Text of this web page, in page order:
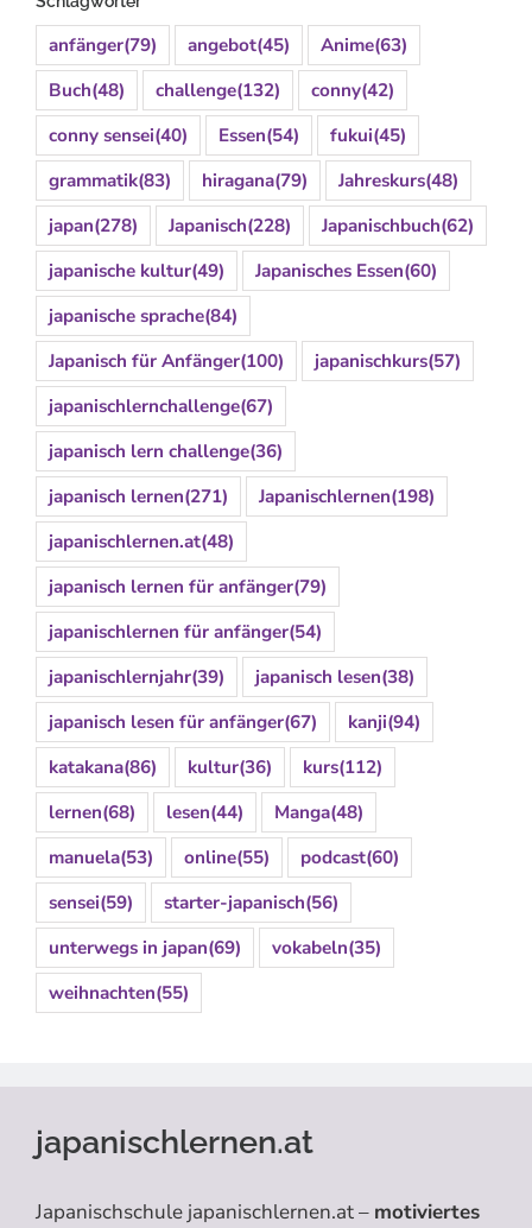
anfänger(79) angebot(45) Anime(63)
Buch(48) challenge(132) conny(42)
conny sensei(40) Essen(54) fukui(45)
grammatik(83) hiragana(79) Jahreskurs(48)
japan(278) Japanisch(228) Japanischbuch(62)
japanische kultur(49) Japanisches Essen(60)
japanische sprache(84)
Japanisch für Anfänger(100) japanischkurs(57)
japanischlernchallenge(67)
japanisch lern challenge(36)
japanisch lernen(271) Japanischlernen(198)
japanischlernen.at(48)
japanisch lernen für anfänger(79)
japanischlernen für anfänger(54)
japanischlernjahr(39) japanisch lesen(38)
japanisch lesen für anfänger(67) kanji(94)
katakana(86) kultur(36) kurs(112)
lernen(68) lesen(44) Manga(48)
manuela(53) online(55) podcast(60)
sensei(59) starter-japanisch(56)
unterwegs in japan(69) vokabeln(35)
weihnachten(55)
japanischlernen.at
Japanischschule japanischlernen.at – motiviertes